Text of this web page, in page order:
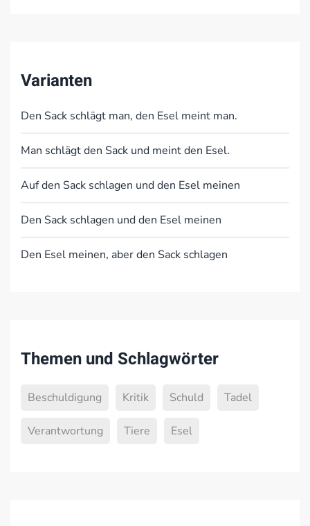
Varianten
Den Sack schlägt man, den Esel meint man.
Man schlägt den Sack und meint den Esel.
Auf den Sack schlagen und den Esel meinen
Den Sack schlagen und den Esel meinen
Den Esel meinen, aber den Sack schlagen
Themen und Schlagwörter
Beschuldigung Kritik Schuld Tadel
Verantwortung Tiere Esel